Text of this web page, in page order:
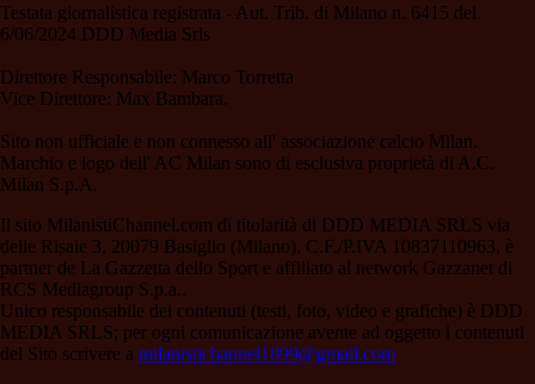
Testata giornalistica registrata - Aut. Trib. di Milano n. 6415 del
6/06/2024 DDD Media Srls
Direttore Responsabile: Marco Torretta
Vice Direttore: Max Bambara.
Sito non ufficiale e non connesso all' associazione calcio Milan.
Marchio e logo dell' AC Milan sono di esclusiva proprietà di A.C.
Milan S.p.A.
Il sito MilanistiChannel.com di titolarità di DDD MEDIA SRLS via
delle Risaie 3, 20079 Basiglio (Milano), C.F./P.IVA 10837110963, è
partner de La Gazzetta dello Sport e affiliato al network Gazzanet di
RCS Mediagroup S.p.a..
Unico responsabile dei contenuti (testi, foto, video e grafiche) è DDD
MEDIA SRLS; per ogni comunicazione avente ad oggetto i contenuti
del Sito scrivere a milanistichannel1899@gmail.com